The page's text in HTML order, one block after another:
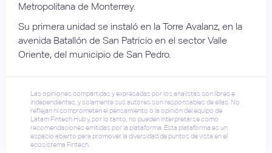
Metropolitana de Monterrey.
Su primera unidad se instaló en la Torre Avalanz, en la
avenida Batallón de San Patricio en el sector Valle
Oriente, del municipio de San Pedro.
Las opiniones compartidas y expresadas por los analistas son libres e
independientes, y solamente sus autores son responsables de ellas. No
reflejan ni comprometen el pensamiento o la opinión del equipo de
Latam Fintech Hub y, por lo tanto, no pueden interpretarse como
recomendaciones emitidas por la plataforma. Esta plataforma es un
espacio abierto para promover la diversidad de puntos de vista en el
ecosistema Fintech.